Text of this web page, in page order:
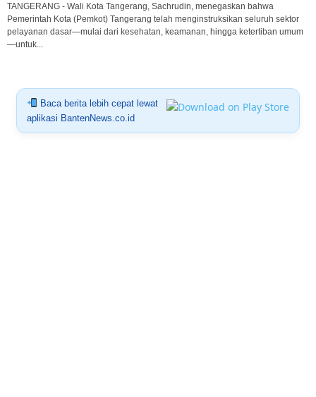
TANGERANG - Wali Kota Tangerang, Sachrudin, menegaskan bahwa
Pemerintah Kota (Pemkot) Tangerang telah menginstruksikan seluruh sektor
pelayanan dasar—mulai dari kesehatan, keamanan, hingga ketertiban umum
—untuk...
Baca berita lebih cepat lewat
aplikasi BantenNews.co.id